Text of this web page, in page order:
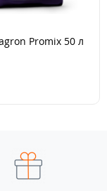
Promix 50 л